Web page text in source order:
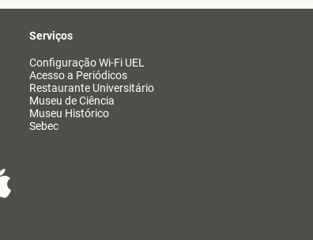
Serviços
Configuração Wi-Fi UEL
Acesso a Periódicos
Restaurante Universitário
Museu de Ciência
Museu Histórico
Sebec